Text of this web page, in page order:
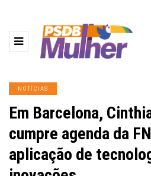
NOTÍCIAS
Em Barcelona,
cumpre agenda da
aplicação de